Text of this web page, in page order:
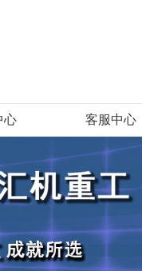
心 客服中心